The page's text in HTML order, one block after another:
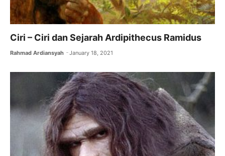
Ciri – Ciri dan Sejarah Ardipithecus Ramidus
Rahmad Ardiansyah January 18, 2021